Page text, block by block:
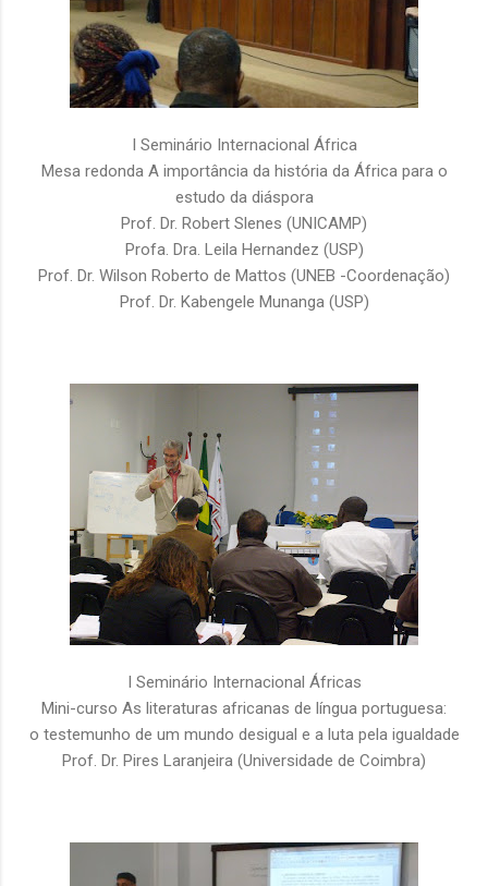
I Seminário Internacional África
Mesa redonda A importância da história da África para o
estudo da diáspora
Prof. Dr. Robert Slenes (UNICAMP)
Profa. Dra. Leila Hernandez (USP)
Prof. Dr. Wilson Roberto de Mattos (UNEB -Coordenação)
Prof. Dr. Kabengele Munanga (USP)
I Seminário Internacional Áfricas
Mini-curso As literaturas africanas de língua portuguesa:
o testemunho de um mundo desigual e a luta pela igualdade
Prof. Dr. Pires Laranjeira (Universidade de Coimbra)